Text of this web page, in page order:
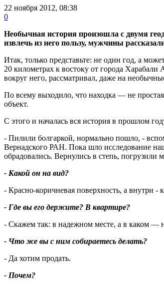
22 ноября 2012, 08:38
0
Необычная история произошла с двумя
извлечь из него пользу, мужчины
Итак, только представьте: не один год, а
20 километрах к востоку от города
вокруг него, рассматривал, даже на
По всему выходило, что находка — не
объект.
С этого и началась вся история в прошлом
- Пилили болгаркой, нормально пошло, -
Вернадского РАН. Пока шло исследование
обрадовались. Вернулись в степь,
- Какой он на вид?
- Красно-коричневая поверхность, а внутри -
- Где вы его держите? В квартире?
- Скажем так: в надежном месте, а в каком —
- Что же вы с ним собираетесь делать?
- Да хотим продать.
- Почем?